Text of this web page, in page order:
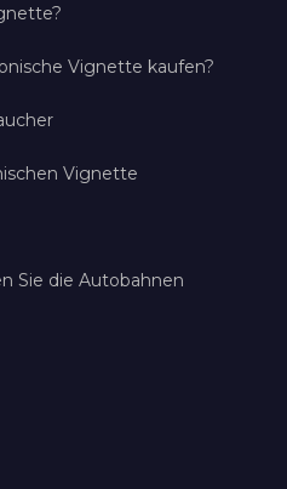
Vignette kaufen?
Vignette
Sie die Autobahnen